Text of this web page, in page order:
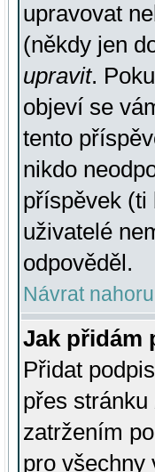
upravovat
(někdy jen
upravit.
objeví se
tento
nikdo
příspěvek (ti
uživatelé
odpověděl.
Návrat nahoru
Jak přidám
Přidat
přes stránku
zatržením
pro všechny